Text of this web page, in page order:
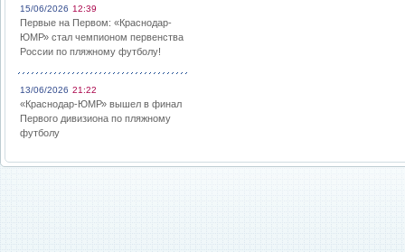
15/06/2026 12:39
Первые на Первом: «Краснодар-
ЮМР» стал чемпионом первенства
России по пляжному футболу!
13/06/2026 21:22
«Краснодар-ЮМР» вышел в финал
Первого дивизиона по пляжному
футболу